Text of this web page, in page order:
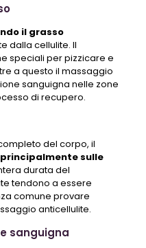
il grasso
dalla cellulite. Il
speciali per pizzicare e
a questo il massaggio
sanguigna nelle zone
di recupero.
del corpo, il
sulle
durata del
tendono a essere
comune provare
anticellulite.
sanguigna